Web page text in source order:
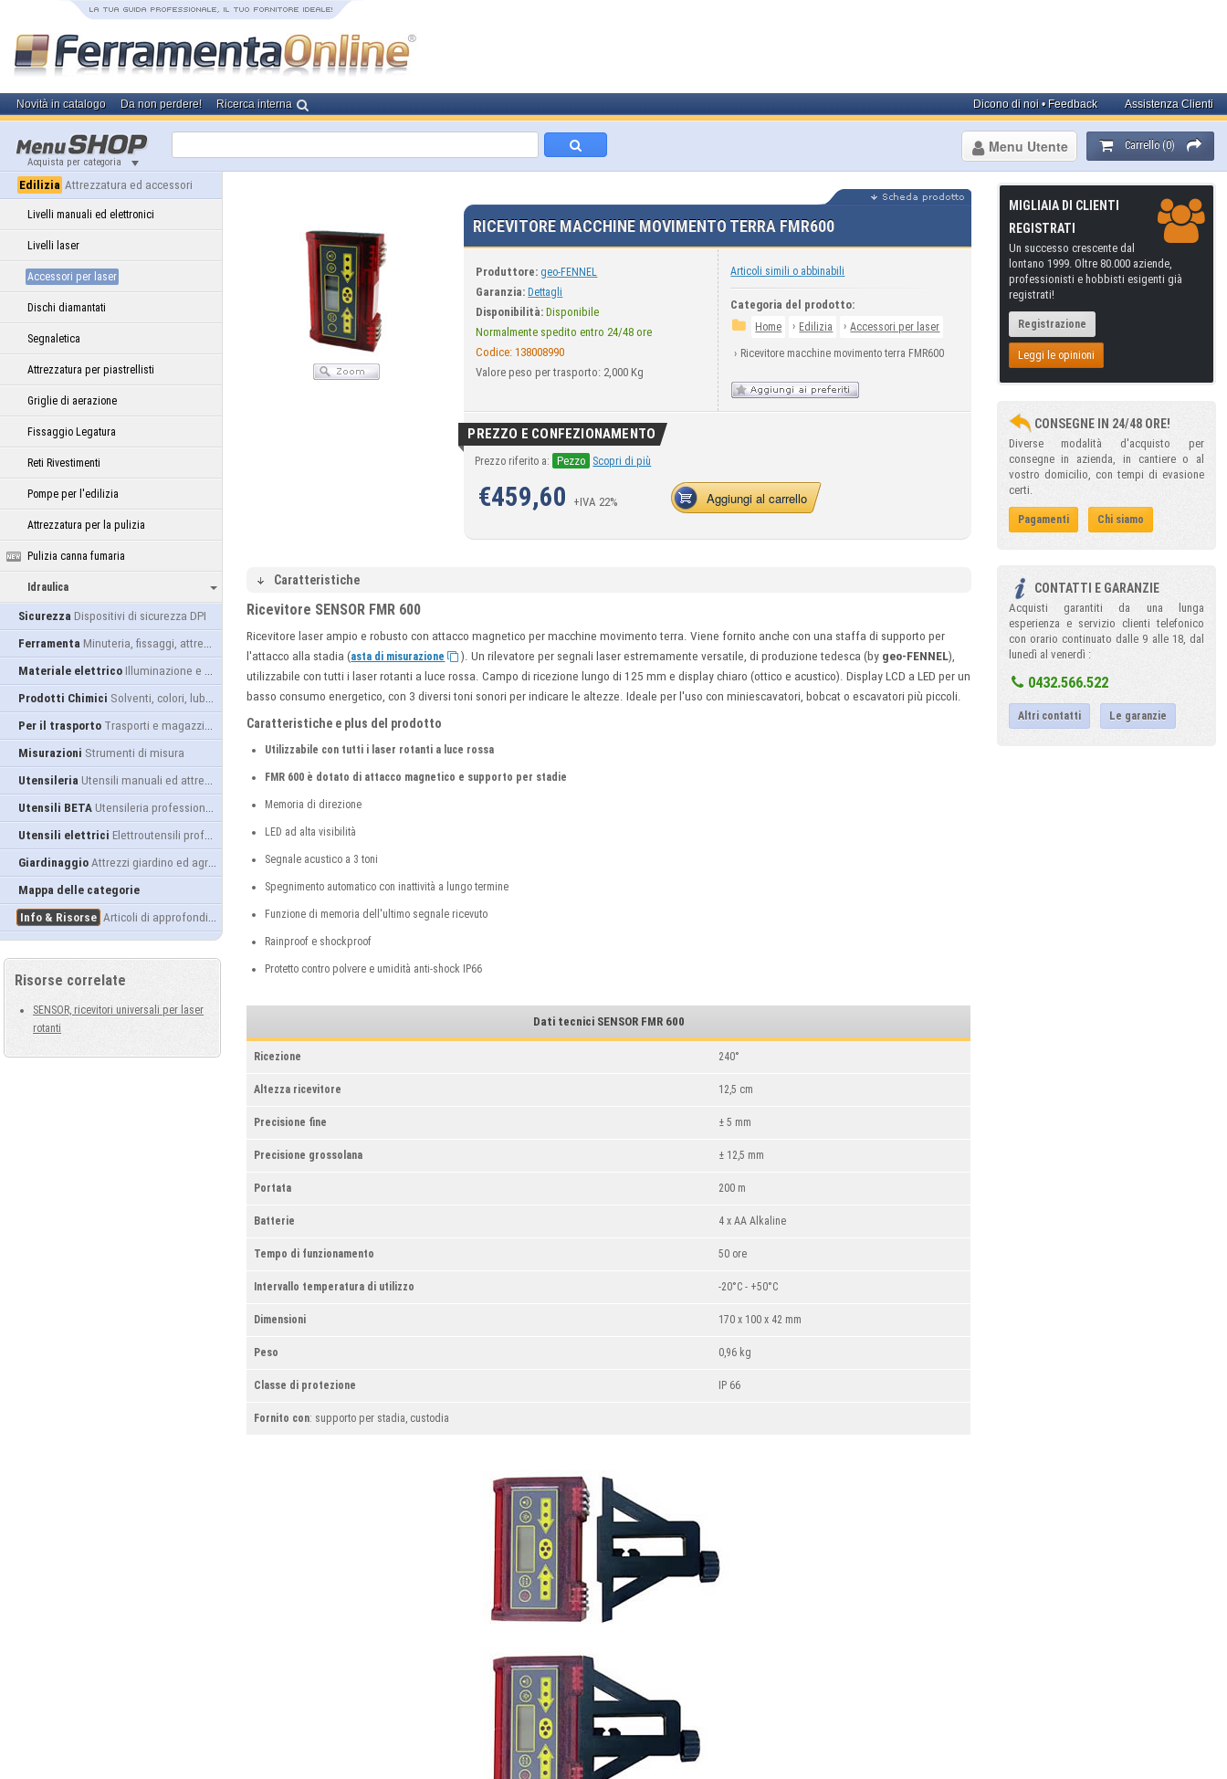
Novità in catalogo Da non perdere! Ricerca interna Assistenza Clienti
Dicono di noi • Feedback
Acquista per categoria
Carrello (0)
Menu Utente
Edilizia Attrezzatura ed accessori
Livelli manuali ed elettronici
Livelli laser
Accessori per laser
Dischi diamantati
Segnaletica
Attrezzatura per piastrellisti
Griglie di aerazione
Fissaggio Legatura
Reti Rivestimenti
Pompe per l'edilizia
Attrezzatura per la pulizia
Pulizia canna fumaria
Idraulica
Sicurezza Dispositivi di sicurezza DPI
Ferramenta Minuteria, fissaggi, attrezzatura
Materiale elettrico Illuminazione e alimentazione
Prodotti Chimici Solventi, colori, lubrificanti...
Per il trasporto Trasporti e magazzino
Misurazioni Strumenti di misura
Utensileria Utensili manuali ed attrezzature
Utensili BETA Utensileria professionale
Utensili elettrici Elettroutensili professionali
Giardinaggio Attrezzi giardino ed agricoltura
Mappa delle categorie
Info & Risorse Articoli di approfondimento
Risorse correlate
SENSOR, ricevitori universali per laser
rotanti
RICEVITORE MACCHINE MOVIMENTO TERRA FMR600
Produttore: geo-FENNEL
Garanzia: Dettagli
Disponibilità: Disponibile
Normalmente spedito entro 24/48 ore
Codice:138008990
Valore peso per trasporto: 2,000 Kg
Articoli simili o abbinabili
Categoria del prodotto:
Home › Edilizia › Accessori per laser
› Ricevitore macchine movimento terra FMR600
PREZZO E CONFEZIONAMENTO
Prezzo riferito a: Pezzo Scopri di più
€459,60 +IVA 22% Aggiungi al carrello
Caratteristiche
Ricevitore SENSOR FMR 600
Ricevitore laser ampio e robusto con attacco magnetico per macchine movimento terra. Viene fornito anche con una staffa di supporto per
l'attacco alla stadia (asta di misurazione ). Un rilevatore per segnali laser estremamente versatile, di produzione tedesca (by geo-FENNEL),
utilizzabile con tutti i laser rotanti a luce rossa. Campo di ricezione lungo di 125 mm e display chiaro (ottico e acustico). Display LCD a LED per un
basso consumo energetico, con 3 diversi toni sonori per indicare le altezze. Ideale per l'uso con miniescavatori, bobcat o escavatori più piccoli.
Caratteristiche e plus del prodotto
Utilizzabile con tutti i laser rotanti a luce rossa
FMR 600 è dotato di attacco magnetico e supporto per stadie
Memoria di direzione
LED ad alta visibilità
Segnale acustico a 3 toni
Spegnimento automatico con inattività a lungo termine
Funzione di memoria dell'ultimo segnale ricevuto
Rainproof e shockproof
Protetto contro polvere e umidità anti-shock IP66
Dati tecnici SENSOR FMR 600
Ricezione 240°
Altezza ricevitore 12,5 cm
Precisione fine ± 5 mm
Precisione grossolana ± 12,5 mm
Portata 200 m
Batterie 4 x AA Alkaline
Tempo di funzionamento 50 ore
Intervallo temperatura di utilizzo -20°C - +50°C
Dimensioni 170 x 100 x 42 mm
Peso 0,96 kg
Classe di protezione IP 66
Fornito con: supporto per stadia, custodia
MIGLIAIA DI CLIENTI
REGISTRATI
Un successo crescente dal
lontano 1999. Oltre 80.000 aziende,
professionisti e hobbisti esigenti già
registrati!
Registrazione
Leggi le opinioni
CONSEGNE IN 24/48 ORE!
Diverse modalità d'acquisto per
consegne in azienda, in cantiere o al
vostro domicilio, con tempi di evasione
certi.
Pagamenti Chi siamo
CONTATTI E GARANZIE
Acquisti garantiti da una lunga
esperienza e servizio clienti telefonico
con orario continuato dalle 9 alle 18, dal
lunedì al venerdì :
0432.566.522
Altri contatti Le garanzie